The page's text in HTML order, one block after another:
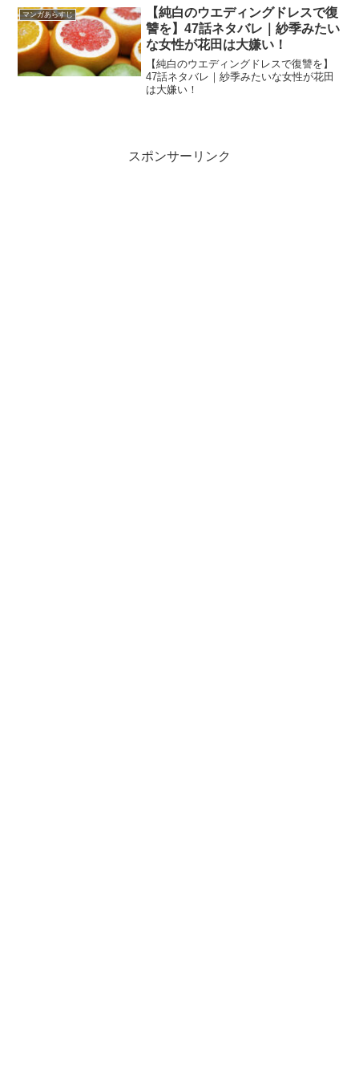
マンガあらすじ
【純白のウエディングドレスで復
讐を】47話ネタバレ｜紗季みたい
な女性が花田は大嫌い！
【純白のウエディングドレスで復讐を】
47話ネタバレ｜紗季みたいな女性が花田
は大嫌い！
スポンサーリンク